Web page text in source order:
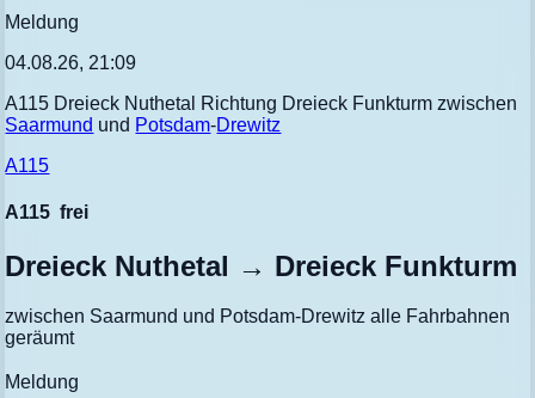
Meldung
04.08.26, 21:09
A115 Dreieck Nuthetal Richtung Dreieck Funkturm zwischen
Saarmund und Potsdam-Drewitz
A115
A115 frei
Dreieck Nuthetal → Dreieck Funkturm
zwischen Saarmund und Potsdam-Drewitz alle Fahrbahnen
geräumt
Meldung